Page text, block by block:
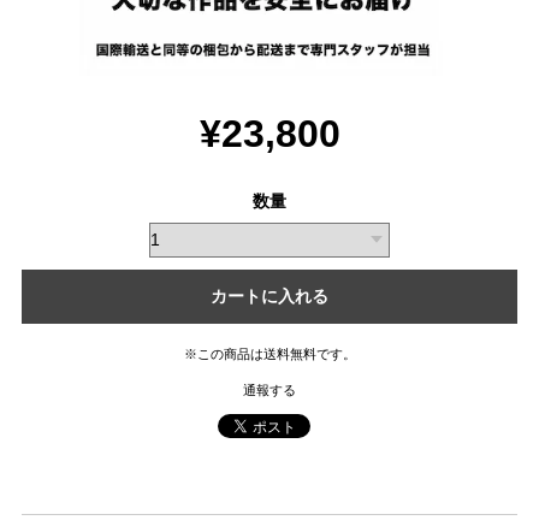
¥23,800
数量
カートに入れる
※この商品は送料無料です。
通報する